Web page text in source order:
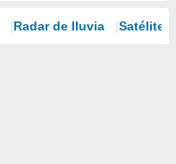
Radar de lluvia Satélites